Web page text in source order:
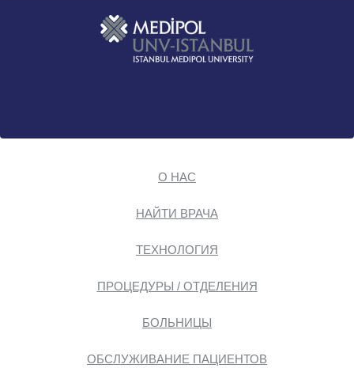
О НАС
НАЙТИ ВРАЧА
ТЕХНОЛОГИЯ
ПРОЦЕДУРЫ / ОТДЕЛЕНИЯ
БОЛЬНИЦЫ
ОБСЛУЖИВАНИЕ ПАЦИЕНТОВ